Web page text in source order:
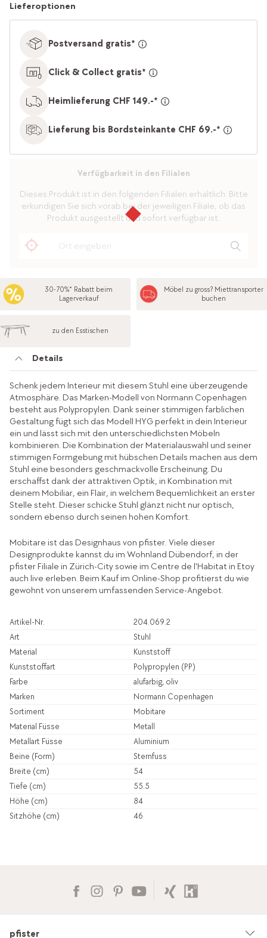
Lieferoptionen
Postversand gratis*
Click & Collect gratis*
Heimlieferung CHF 149.-*
Lieferung bis Bordsteinkante CHF 69.-*
Verfügbarkeit in den Filialen
Dieses Produkt ist in den folgenden Filialen erhältlich. Bitte
erkundigen Sie sich vorab bei der jeweiligen Filiale, ob das
Produkt ausgestellt und sofort verfügbar ist.
30-70%* Rabatt beim
Lagerverkauf
Möbel zu gross? Miettransporter
buchen
zu den Esstischen
Details
Schenk jedem Interieur mit diesem Stuhl eine überzeugende
Atmosphäre. Das Marken-Modell von Normann Copenhagen
besteht aus Polypropylen. Dank seiner stimmigen farblichen
Gestaltung fügt sich das Modell HYG perfekt in dein Interieur
ein und lässt sich mit den unterschiedlichsten Möbeln
kombinieren. Die Kombination der Materialauswahl und seiner
stimmigen Formgebung mit hübschen Details machen aus dem
Stuhl eine besonders geschmackvolle Erscheinung. Du
erschaffst dank der attraktiven Optik, in Kombination mit
deinem Mobiliar, ein Flair, in welchem Bequemlichkeit an erster
Stelle steht. Dieser schicke Stuhl glänzt nicht nur optisch,
sondern ebenso durch seinen hohen Komfort.
Mobitare ist das Designhaus von pfister. Viele dieser
Designprodukte kannst du im Wohnland Dübendorf, in der
pfister Filiale in Zürich-City sowie im Centre de l'Habitat in Etoy
auch live erleben. Beim Kauf im Online-Shop profitierst du wie
gewohnt von unserem umfassenden Service-Angebot.
Artikel-Nr.
204.069.2
Art
Stuhl
Material
Kunststoff
Kunststoffart
Polypropylen (PP)
Farbe
alufarbig, oliv
Marken
Normann Copenhagen
Sortiment
Mobitare
Material Füsse
Metall
Metallart Füsse
Aluminium
Beine (Form)
Sternfuss
Breite (cm)
54
Tiefe (cm)
55.5
Höhe (cm)
84
Sitzhöhe (cm)
46
pfister